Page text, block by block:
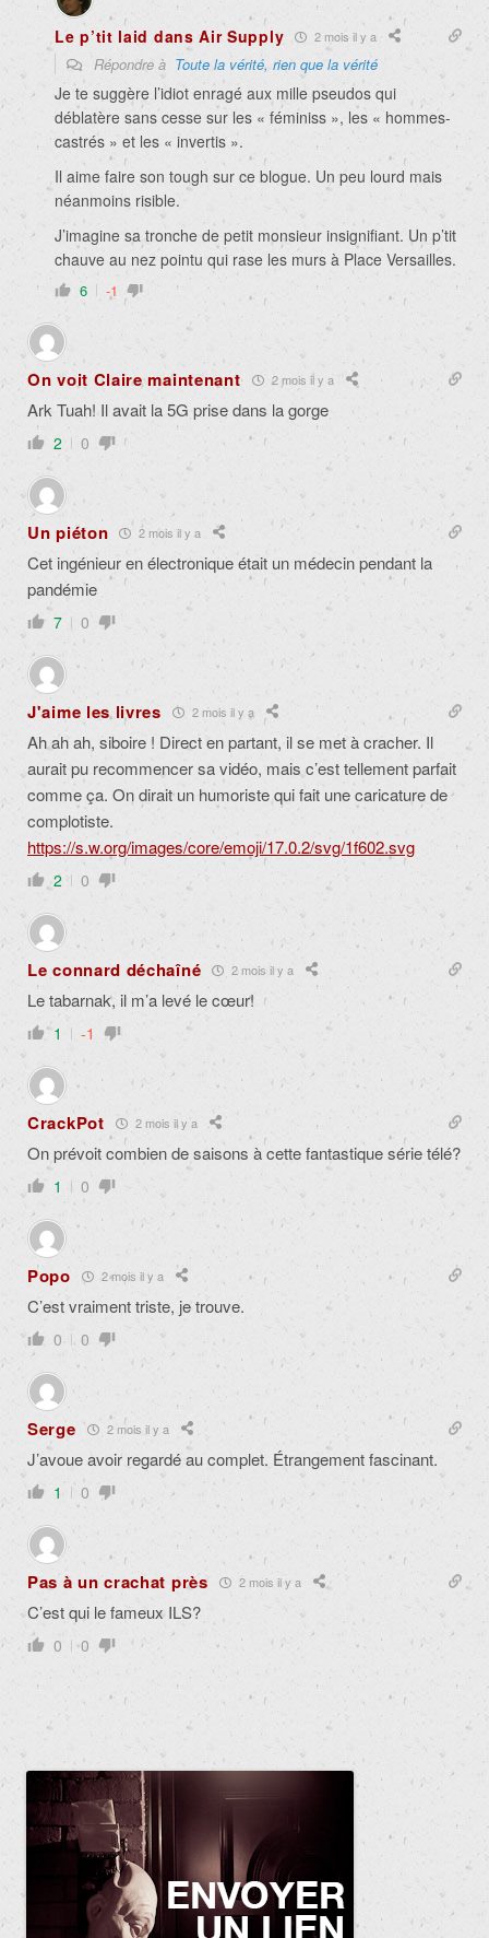
Le p’tit laid dans Air Supply 2 mois il y a
Répondre à Toute la vérité, rien que la vérité
Je te suggère l’idiot enragé aux mille pseudos qui
déblatère sans cesse sur les « féminiss », les « hommes-
castrés » et les « invertis ».
Il aime faire son tough sur ce blogue. Un peu lourd mais
néanmoins risible.
J’imagine sa tronche de petit monsieur insignifiant. Un p’tit
chauve au nez pointu qui rase les murs à Place Versailles.
6 -1
On voit Claire maintenant 2 mois il y a
Ark Tuah! Il avait la 5G prise dans la gorge
2 0
Un piéton 2 mois il y a
Cet ingénieur en électronique était un médecin pendant la
pandémie
7 0
J'aime les livres 2 mois il y a
Ah ah ah, siboire ! Direct en partant, il se met à cracher. Il
aurait pu recommencer sa vidéo, mais c’est tellement parfait
comme ça. On dirait un humoriste qui fait une caricature de
complotiste.
https://s.w.org/images/core/emoji/17.0.2/svg/1f602.svg
2 0
Le connard déchaîné 2 mois il y a
Le tabarnak, il m’a levé le cœur!
1 -1
CrackPot 2 mois il y a
On prévoit combien de saisons à cette fantastique série télé?
1 0
Popo 2 mois il y a
C’est vraiment triste, je trouve.
0 0
Serge 2 mois il y a
J’avoue avoir regardé au complet. Étrangement fascinant.
1 0
Pas à un crachat près 2 mois il y a
C’est qui le fameux ILS?
0 0